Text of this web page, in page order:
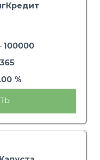
100000
365
%